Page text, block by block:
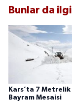
Bunlar da
Kars’ta 7 Metrelik
Bayram Mesaisi